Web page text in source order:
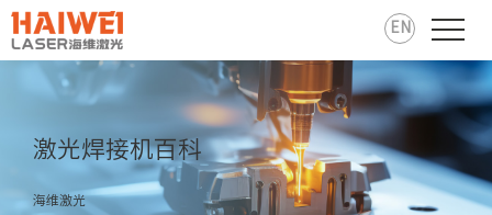
EN
激光焊接机百科
海维激光